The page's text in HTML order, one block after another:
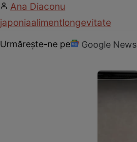
Ana Diaconu
japoniaalimentlongevitate
Urmărește-ne pe Google News